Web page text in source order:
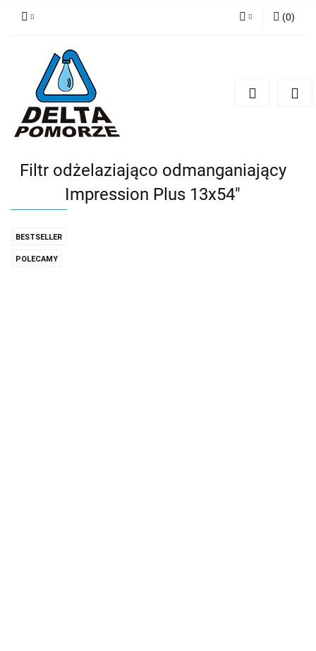
Dodaj zgłoszenie
(0)
Filtr odżelaziająco odmanganiający
Impression Plus 13x54"
BESTSELLER
POLECAMY